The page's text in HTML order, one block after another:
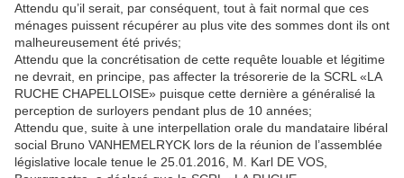
Attendu qu’il serait, par conséquent, tout à fait normal que ces
ménages puissent récupérer au plus vite des sommes dont ils ont
malheureusement été privés;
Attendu que la concrétisation de cette requête louable et légitime
ne devrait, en principe, pas affecter la trésorerie de la SCRL «LA
RUCHE CHAPELLOISE» puisque cette dernière a généralisé la
perception de surloyers pendant plus de 10 années;
Attendu que, suite à une interpellation orale du mandataire libéral
social Bruno VANHEMELRYCK lors de la réunion de l’assemblée
législative locale tenue le 25.01.2016, M. Karl DE VOS,